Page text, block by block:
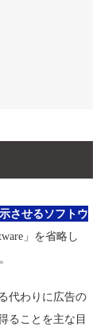
させるソフトウ
」を省略し
代わりに広告の
ることを主な目